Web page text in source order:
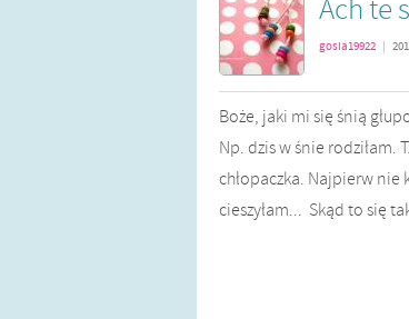
Ach te
gosia19922 |
Boże, jaki mi się śnią
Np. dzis w śnie rodziłam.
chłopaczka. Najpierw nie
cieszyłam... Skąd to się